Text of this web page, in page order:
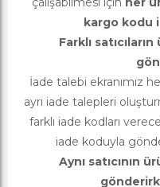
kargo kodu
Farklı
İade talebi ekranımız
ayrı iade talepleri
farklı iade kodları
iade koduyla
Aynı satıcının